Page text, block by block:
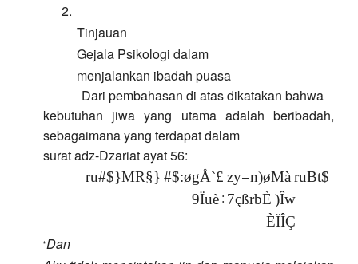
2.
Tinjauan
Gejala Psikologi dalam
menjalankan ibadahpuasa
Dari pembahasan di atas dikatakan bahwa
kebutuhan jiwa yang utama adalah beribadah,
sebagaimana yang terdapat dalam
surat adz-Dzariat ayat 56:
$
t
B
u
r
à
M
ø
)
n
=
y
z
£
`
Å
g
ø
:
$
#
}
§
R
M
}
$
#
u
r
w
Î
)
È
b
r
ß
ç
7
÷
è
u
Ï
9
Ç
Î
Ï
È
“Dan